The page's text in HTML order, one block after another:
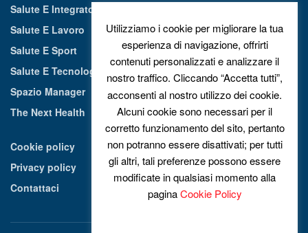
Salute E Integratori Alimentari
Salute E Lavoro
Salute E Sport
Salute E Tecnologia
Spazio Manager
The Next Health
Cookie policy
Privacy policy
Contattaci
Utilizziamo i cookie per migliorare la tua
esperienza di navigazione, offrirti
contenuti personalizzati e analizzare il
nostro traffico. Cliccando “Accetta tutti”,
acconsenti al nostro utilizzo dei cookie.
Alcuni cookie sono necessari per il
corretto funzionamento del sito, pertanto
non potranno essere disattivati; per tutti
gli altri, tali preferenze possono essere
modificate in qualsiasi momento alla
paginaCookie Policy